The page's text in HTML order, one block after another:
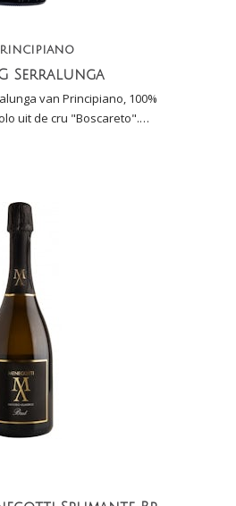
Serralunga
van Principiano, 100%
uit de cru "Boscareto".
2021 (score 9-/10 pnt.,